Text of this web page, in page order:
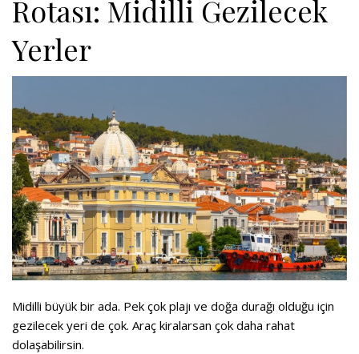
Rotası: Midilli Gezilecek
Yerler
Midilli büyük bir ada. Pek çok plajı ve doğa durağı olduğu için
gezilecek yeri de çok. Araç kiralarsan çok daha rahat
dolaşabilirsin.